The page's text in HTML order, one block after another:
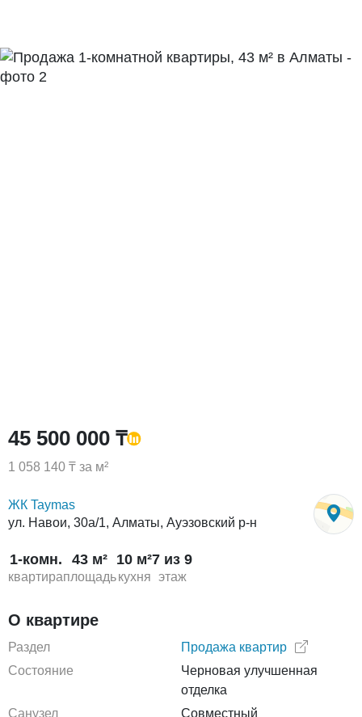
45 500 000 ₸
1 058 140 ₸ за м²
ЖК Taymas
ул. Навои, 30а/1, Алматы, Ауэзовский р-н
1-комн.
квартира
43 м²
площадь
10 м²
кухня
7 из 9
этаж
О квартире
Раздел
Продажа квартир
Состояние
Черновая улучшенная
отделка
Санузел
Совместный